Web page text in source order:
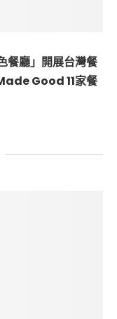
餐廳」開展台灣餐
Good 11家餐